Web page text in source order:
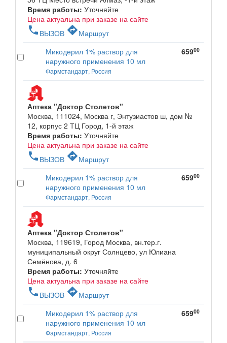
Время работы: Уточняйте
Цена актуальна при заказе на сайте
phone ВЫЗОВ directionsМаршрут
Микодерил 1% раствор для
наружного применения 10 мл
Фармстандарт, Россия
65900
Аптека "Доктор Столетов"
Москва, 111024, Москва г, Энтузиастов ш, дом №
12, корпус 2 ТЦ Город, 1-й этаж
Время работы: Уточняйте
Цена актуальна при заказе на сайте
phone ВЫЗОВ directionsМаршрут
Микодерил 1% раствор для
наружного применения 10 мл
Фармстандарт, Россия
65900
Аптека "Доктор Столетов"
Москва, 119619, Город Москва, вн.тер.г.
муниципальный округ Солнцево, ул Юлиана
Семёнова, д. 6
Время работы: Уточняйте
Цена актуальна при заказе на сайте
phone ВЫЗОВ directionsМаршрут
Микодерил 1% раствор для
наружного применения 10 мл
Фармстандарт, Россия
65900